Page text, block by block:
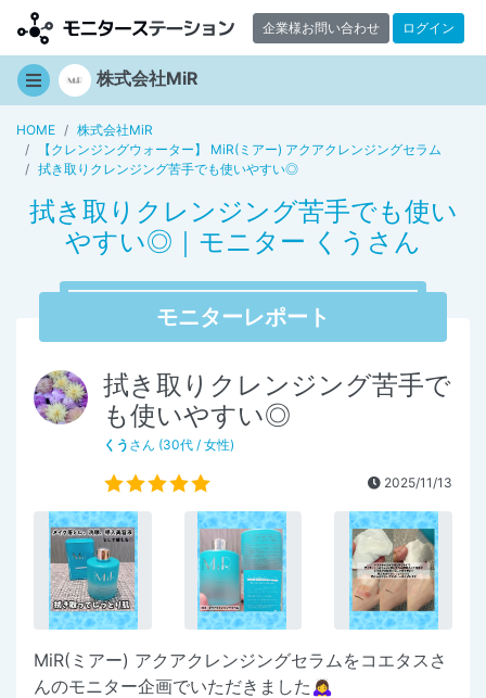
企業様お問い合わせ ログイン
株式会社MiR
HOME
株式会社MiR
【クレンジングウォーター】 MiR(ミアー) アクアクレンジングセラム
拭き取りクレンジング苦手でも使いやすい◎
拭き取りクレンジング苦手でも使い
やすい◎｜モニター くうさん
モニターレポート
拭き取りクレンジング苦手で
も使いやすい◎
くう さん (30代 / 女性)
2025/11/13
MiR(ミアー) アクアクレンジングセラムをコエタスさ
んのモニター企画でいただきました🙇‍♀